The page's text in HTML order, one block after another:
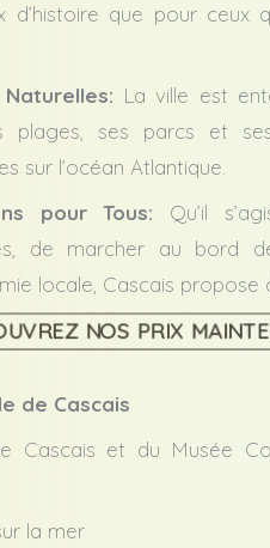
d’histoire que pour ceux
La ville est
plages, ses parcs et
sur l’océan Atlantique.
pour Tous: Qu’il
de marcher au
locale, Cascais
NOS PRIX
de Cascais
Cascais et du Musée
la mer